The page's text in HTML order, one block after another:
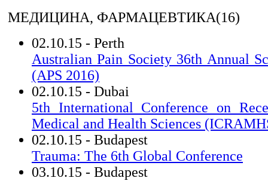
МЕДИЦИНА, ФАРМАЦЕВТИКА(16)
02.10.15 - Perth
Australian Pain Society 36th Annual
(APS 2016)
02.10.15 - Dubai
5th International Conference on
Medical and Health Sciences
02.10.15 - Budapest
Trauma: The 6th Global Conference
03.10.15 - Budapest